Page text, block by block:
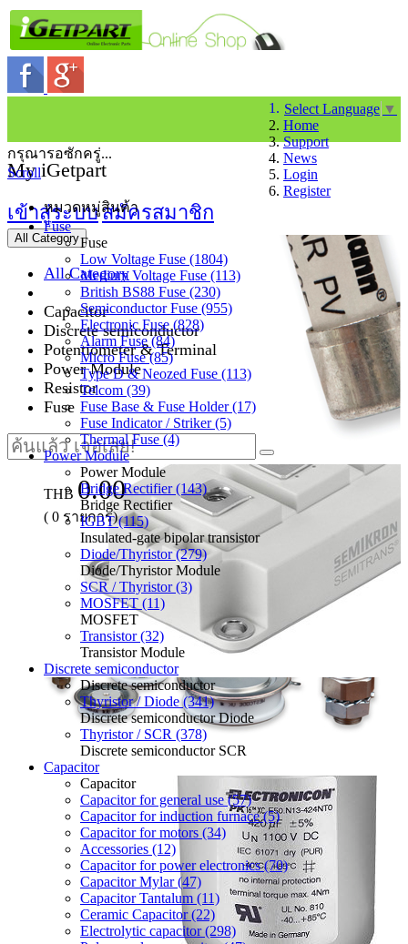
Select Language ▼
Home
Support
News
Login
Register
My iGetpart
เข้าสู่ระบบสมัครสมาชิก
All Category
All Category
Capacitor
Discrete semiconductor
Potentiometer & Terminal
Power Module
Resistor
Fuse
THB 0.00
( 0 รายการ)
กรุณารอซักครู่...
Scroll
หมวดหมู่สินค้า
Fuse
Fuse
Low Voltage Fuse (1804)
Medium Voltage Fuse (113)
British BS88 Fuse (230)
Semiconductor Fuse (955)
Electronic Fuse (828)
Alarm Fuse (84)
Micro Fuse (85)
Type D & Neozed Fuse (113)
Telcom (39)
Fuse Base & Fuse Holder (17)
Fuse Indicator / Striker (5)
Thermal Fuse (4)
Power Module
Power Module
Bridge Rectifier (143)
Bridge Rectifier
IGBT (115)
Insulated-gate bipolar transistor
Diode/Thyristor (279)
Diode/Thyristor Module
SCR / Thyristor (3)
MOSFET (11)
MOSFET
Transistor (32)
Transistor Module
Discrete semiconductor
Discrete semiconductor
Thyristor / Diode (341)
Discrete semiconductor Diode
Thyristor / SCR (378)
Discrete semiconductor SCR
Capacitor
Capacitor
Capacitor for general use (57)
Capacitor for induction furnace (5)
Capacitor for motors (34)
Accessories (12)
Capacitor for power electronics (70)
Capacitor Mylar (47)
Capacitor Tantalum (11)
Ceramic Capacitor (22)
Electrolytic capacitor (298)